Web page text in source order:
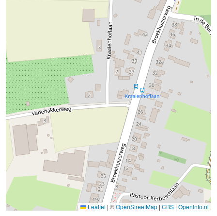
Leaflet | ©OpenStreetMap | CBS | OpenInfo.nl